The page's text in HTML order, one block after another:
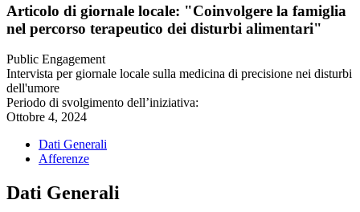
Articolo di giornale locale: "Coinvolgere la famiglia
nel percorso terapeutico dei disturbi alimentari"
Public Engagement
Intervista per giornale locale sulla medicina di precisione nei disturbi
dell'umore
Periodo di svolgimento dell’iniziativa:
Ottobre 4, 2024
Dati Generali
Afferenze
Dati Generali